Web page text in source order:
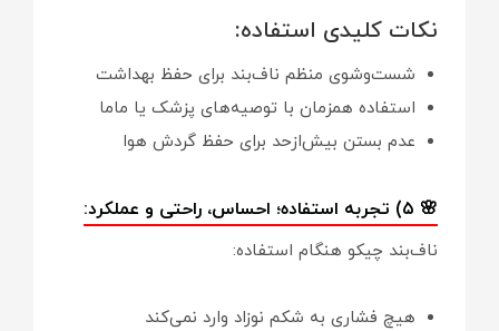
نکات کلیدی استفاده:
شست‌وشوی منظم ناف‌بند برای حفظ بهداشت
استفاده همزمان با توصیه‌های پزشک یا ماما
عدم بستن بیش‌ازحد برای حفظ گردش هوا
🌸 ۵) تجربه استفاده؛ احساس، راحتی و عملکرد:
ناف‌بند چیکو هنگام استفاده:
هیچ فشاری به شکم نوزاد وارد نمی‌کند